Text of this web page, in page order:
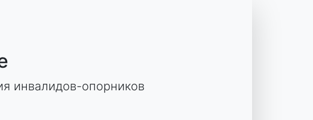
инвалидов-опорников